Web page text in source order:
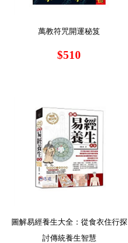
萬教符咒開運秘笈
$510
圖解易經養生大全：從食衣住行探
討傳統養生智慧